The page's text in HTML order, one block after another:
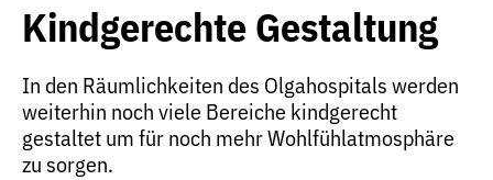
Kindgerechte Gestaltung
In den Räumlichkeiten des Olgahospitals werden
weiterhin noch viele Bereiche kindgerecht
gestaltet um für noch mehr Wohlfühlatmosphäre
zu sorgen.